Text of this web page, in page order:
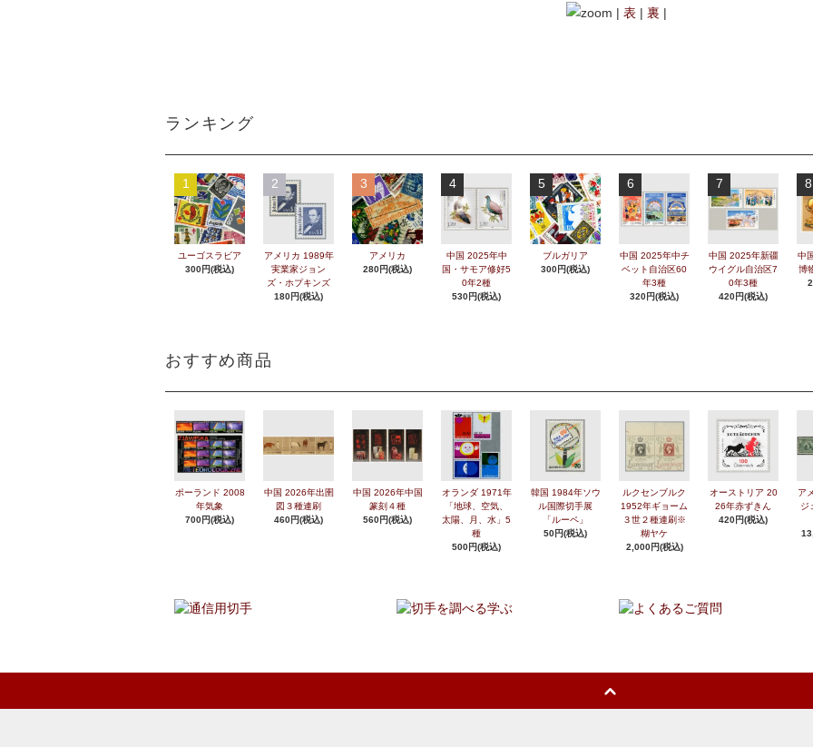
| 表| 裏|
ランキング
1
ユーゴスラビア
300円(税込)
2
アメリカ 1989年
実業家ジョン
ズ・ホプキンズ
180円(税込)
3
アメリカ
280円(税込)
4
中国 2025年中
国・サモア修好5
0年2種
530円(税込)
5
ブルガリア
300円(税込)
6
中国 2025年中チ
ベット自治区60
年3種
320円(税込)
7
中国 2025年新疆
ウイグル自治区7
0年3種
420円(税込)
8
中
博
おすすめ商品
ポーランド 2008
年気象
700円(税込)
中国 2026年出圉
図３種連刷
460円(税込)
中国 2026年中国
篆刻４種
560円(税込)
オランダ 1971年
「地球、空気、
太陽、月、水」5
種
500円(税込)
韓国 1984年ソウ
ル国際切手展
「ルーペ」
50円(税込)
ルクセンブルク
1952年ギョーム
３世２種連刷※
糊ヤケ
2,000円(税込)
オーストリア 20
26年赤ずきん
420円(税込)
ア
ジ